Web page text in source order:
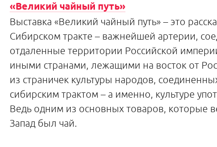
«Великий чайный путь»
Выставка «Великий чайный путь» – это
Сибирском тракте – важнейшей артерии,
отдаленные территории Российской
иными странами, лежащими на восток от
из страничек культуры народов,
сибирским трактом – а именно, культуре
Ведь одним из основных товаров, которые
Запад был чай.